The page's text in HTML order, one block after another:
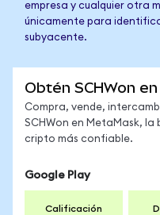
empresa y cualquier otra
únicamente para
subyacente.
Obtén SCHWon
Compra, vende,
SCHWon en MetaMask, la
cripto más confiable.
Google Play
Calificación